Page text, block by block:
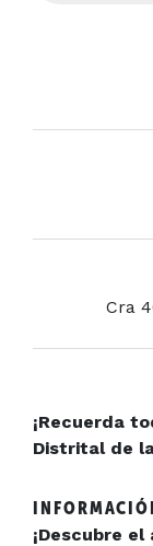
Cra
¡Recuerda
Distrital de
¡Descubre